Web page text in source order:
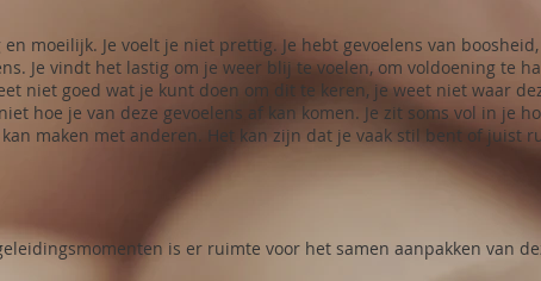
moeilijk. Je voelt je niet prettig. Je hebt gevoelens van
Je vindt het lastig om je weer blij te voelen, om voldoening te
niet goed wat je kunt doen om dit te keren, je weet niet waar
hoe je van deze gevoelens af kan komen. Je zit soms vol in je
maken met anderen. Het kan zijn dat je vaak stil bent of juist
is er ruimte voor het samen aanpakken van